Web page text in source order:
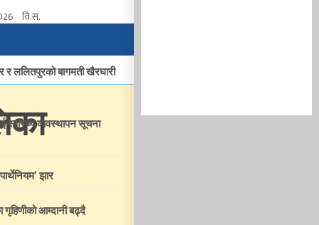
वि.स.
ललितपुरको बागमती खैरघारी
स्वास्थ्य व्यवस्थापन सूचना
झार
गृहिणीको आम्दानी बढ्दै